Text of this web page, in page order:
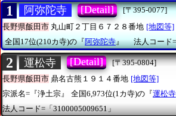
1 阿弥陀寺 [Detail]
[〒395-0077]
長野県飯田市 丸山町２丁目６７２８番地 [地図等]
全国17位(210カ寺)の『阿弥陀寺』 法人コード
2 運松寺 [Detail]
[〒395-0804]
長野県飯田市 鼎名古熊１９１４番地 [地図等]
宗派名=『浄土宗』
全国6,973位(1カ寺)の『運松寺
法人コード=「3100005009651」